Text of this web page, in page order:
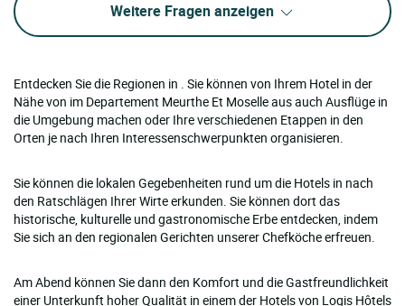
Weitere Fragen anzeigen
Entdecken Sie die Regionen in . Sie können von Ihrem Hotel in der
Nähe von im Departement Meurthe Et Moselle aus auch Ausflüge in
die Umgebung machen oder Ihre verschiedenen Etappen in den
Orten je nach Ihren Interessenschwerpunkten organisieren.
Sie können die lokalen Gegebenheiten rund um die Hotels in nach
den Ratschlägen Ihrer Wirte erkunden. Sie können dort das
historische, kulturelle und gastronomische Erbe entdecken, indem
Sie sich an den regionalen Gerichten unserer Chefköche erfreuen.
Am Abend können Sie dann den Komfort und die Gastfreundlichkeit
einer Unterkunft hoher Qualität in einem der Hotels von Logis Hôtels